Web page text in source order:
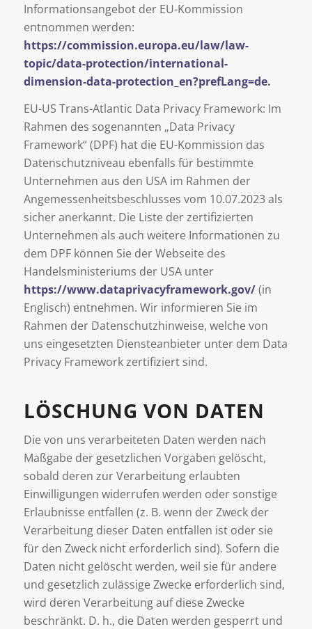
Informationsangebot der EU-Kommission
entnommen werden:
https://commission.europa.eu/law/law-
topic/data-protection/international-
dimension-data-protection_en?prefLang=de.
EU-US Trans-Atlantic Data Privacy Framework: Im
Rahmen des sogenannten „Data Privacy
Framework“ (DPF) hat die EU-Kommission das
Datenschutzniveau ebenfalls für bestimmte
Unternehmen aus den USA im Rahmen der
Angemessenheitsbeschlusses vom 10.07.2023 als
sicher anerkannt. Die Liste der zertifizierten
Unternehmen als auch weitere Informationen zu
dem DPF können Sie der Webseite des
Handelsministeriums der USA unter
https://www.dataprivacyframework.gov/(in
Englisch) entnehmen. Wir informieren Sie im
Rahmen der Datenschutzhinweise, welche von
uns eingesetzten Diensteanbieter unter dem Data
Privacy Framework zertifiziert sind.
LÖSCHUNG VON DATEN
Die von uns verarbeiteten Daten werden nach
Maßgabe der gesetzlichen Vorgaben gelöscht,
sobald deren zur Verarbeitung erlaubten
Einwilligungen widerrufen werden oder sonstige
Erlaubnisse entfallen (z. B. wenn der Zweck der
Verarbeitung dieser Daten entfallen ist oder sie
für den Zweck nicht erforderlich sind). Sofern die
Daten nicht gelöscht werden, weil sie für andere
und gesetzlich zulässige Zwecke erforderlich sind,
wird deren Verarbeitung auf diese Zwecke
beschränkt. D. h., die Daten werden gesperrt und